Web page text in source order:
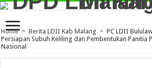
Home ~ Berita LDII Kab Malang ~ PC LDII
Persiapan Subuh Keliling dan Pembentukan Panitia
Nasional